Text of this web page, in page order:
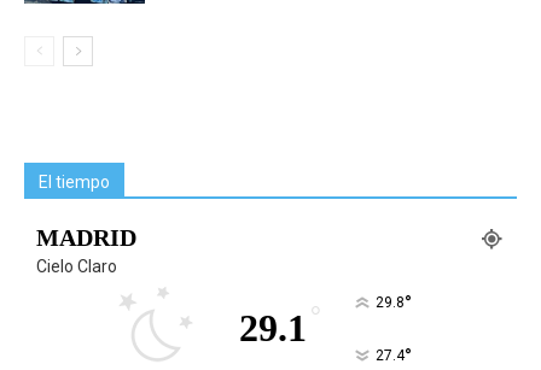
El tiempo
MADRID
Cielo Claro
29.1 ° 29.8°
27.4°